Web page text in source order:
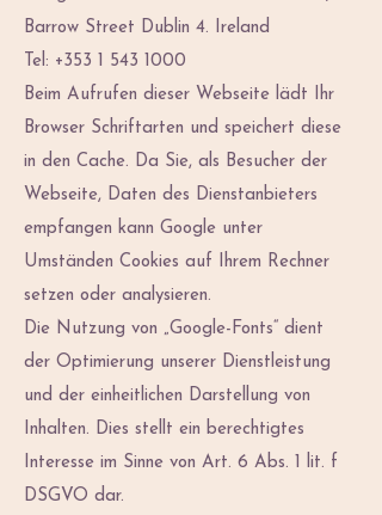
Barrow Street Dublin 4. Ireland
Tel: +353 1 543 1000
Beim Aufrufen dieser Webseite lädt Ihr
Browser Schriftarten und speichert diese
in den Cache. Da Sie, als Besucher der
Webseite, Daten des Dienstanbieters
empfangen kann Google unter
Umständen Cookies auf Ihrem Rechner
setzen oder analysieren.
Die Nutzung von „Google-Fonts“ dient
der Optimierung unserer Dienstleistung
und der einheitlichen Darstellung von
Inhalten. Dies stellt ein berechtigtes
Interesse im Sinne von Art. 6 Abs. 1 lit. f
DSGVO dar.